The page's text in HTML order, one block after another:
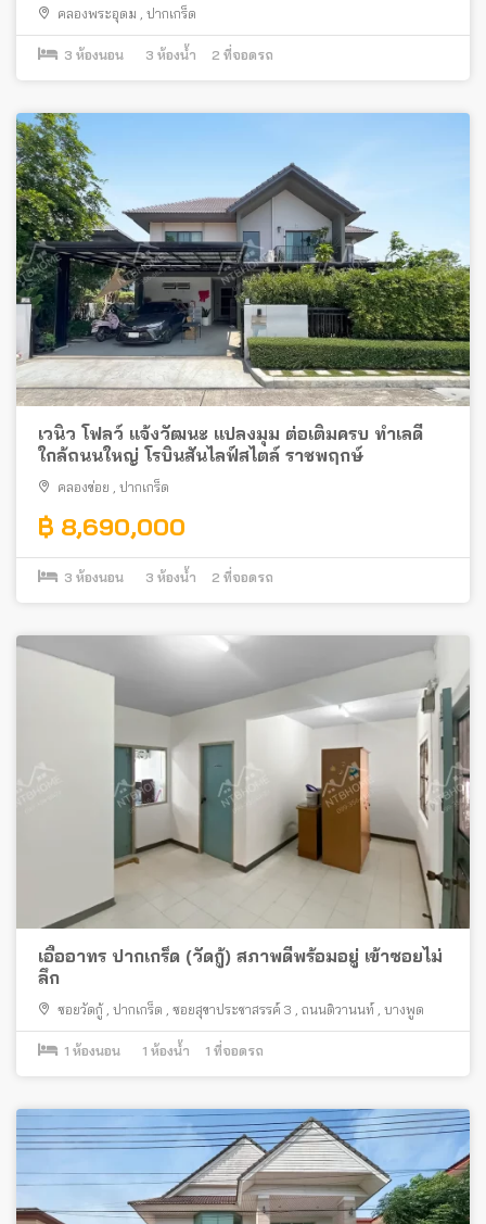
คลองพระอุดม , ปากเกร็ด
3 ห้องนอน 3 ห้องน้ำ 2 ที่จอดรถ
เวนิว โฟลว์ แจ้งวัฒนะ แปลงมุม ต่อเติมครบ ทำเลดี
ใกล้ถนนใหญ่ โรบินสันไลฟ์สไตล์ ราชพฤกษ์
คลองข่อย , ปากเกร็ด
฿ 8,690,000
3 ห้องนอน 3 ห้องน้ำ 2 ที่จอดรถ
เอื้ออาทร ปากเกร็ด (วัดกู้) สภาพดีพร้อมอยู่ เข้าซอยไม่
ลึก
ซอยวัดกู้ , ปากเกร็ด , ซอยสุขาประชาสรรค์ 3 , ถนนติวานนท์ , บางพูด
1 ห้องนอน 1 ห้องน้ำ 1 ที่จอดรถ